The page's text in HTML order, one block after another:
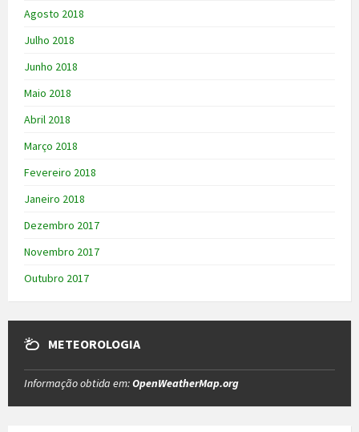
Agosto 2018
Julho 2018
Junho 2018
Maio 2018
Abril 2018
Março 2018
Fevereiro 2018
Janeiro 2018
Dezembro 2017
Novembro 2017
Outubro 2017
METEOROLOGIA
Informação obtida em:OpenWeatherMap.org